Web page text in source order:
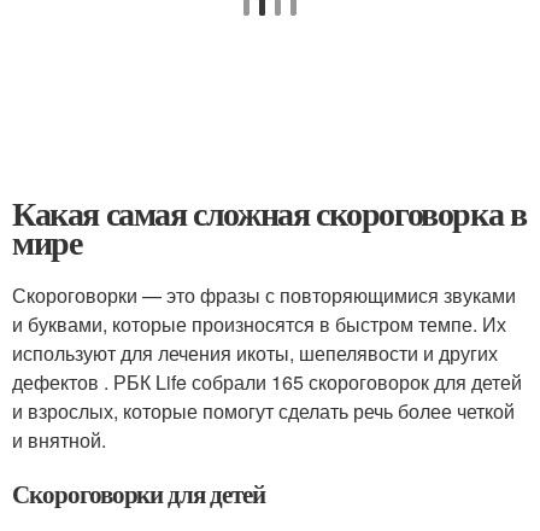
Какая самая сложная скороговорка в
мире
Скороговорки — это фразы с повторяющимися звуками
и буквами, которые произносятся в быстром темпе. Их
используют для лечения икоты, шепелявости и других
дефектов . РБК Life собрали 165 скороговорок для детей
и взрослых, которые помогут сделать речь более четкой
и внятной.
Скороговорки для детей